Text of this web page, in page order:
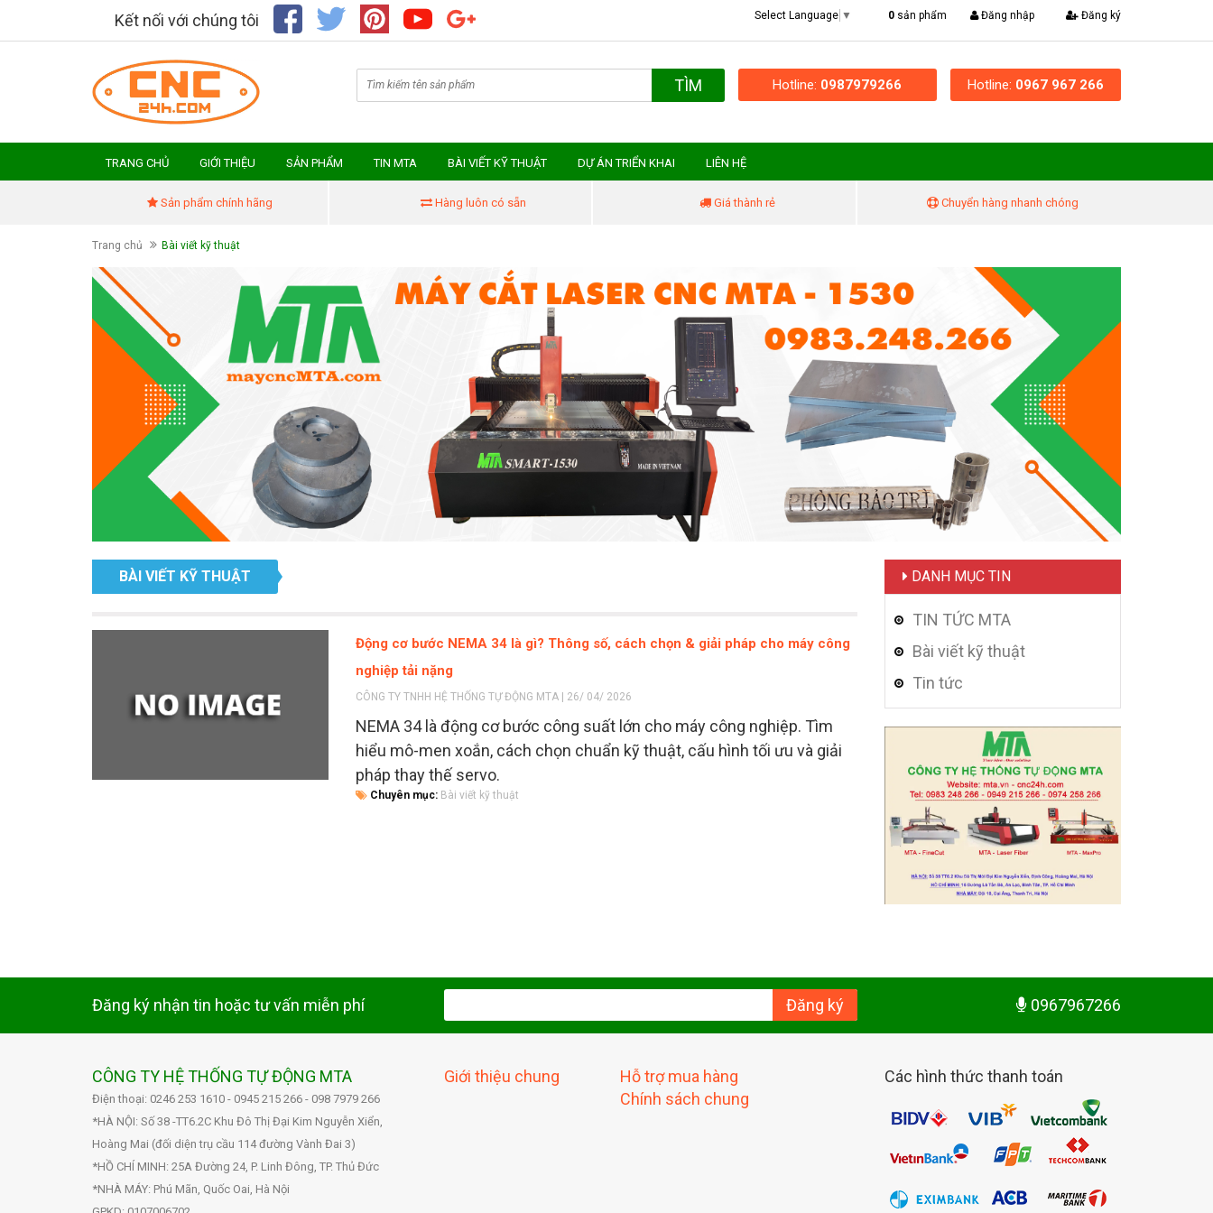
Kết nối với chúng tôi Select Language ▼ 0 sản phẩm Đăng nhập Đăng ký
TÌM Hotline: 0987979266 Hotline: 0967 967 266
TRANG CHỦ GIỚI THIỆU SẢN PHẨM TIN MTA BÀI VIẾT KỸ THUẬT DỰ ÁN TRIỂN KHAI LIÊN HỆ
Sản phẩm chính hãng Hàng luôn có sẵn Giá thành rẻ Chuyển hàng nhanh chóng
Trang chủ Bài viết kỹ thuật
BÀI VIẾT KỸ THUẬT
Động cơ bước NEMA 34 là gì? Thông số, cách chọn & giải pháp cho máy công
nghiệp tải nặng
CÔNG TY TNHH HỆ THỐNG TỰ ĐỘNG MTA | 26/ 04/ 2026
NEMA 34 là động cơ bước công suất lớn cho máy công nghiệp. Tìm
hiểu mô-men xoắn, cách chọn chuẩn kỹ thuật, cấu hình tối ưu và giải
pháp thay thế servo.
Chuyên mục: Bài viết kỹ thuật
DANH MỤC TIN
TIN TỨC MTA
Bài viết kỹ thuật
Tin tức
Đăng ký nhận tin hoặc tư vấn miễn phí Đăng ký 0967967266
CÔNG TY HỆ THỐNG TỰ ĐỘNG MTA
Điện thoại: 0246 253 1610 - 0945 215 266 - 098 7979 266
*HÀ NỘI: Số 38 -TT6.2C Khu Đô Thị Đại Kim Nguyễn Xiển,
Hoàng Mai (đối diện trụ cầu 114 đường Vành Đai 3)
*HỒ CHÍ MINH: 25A Đường 24, P. Linh Đông, TP. Thủ Đức
*NHÀ MÁY: Phú Mãn, Quốc Oai, Hà Nội
Giới thiệu chung
Hỗ trợ mua hàng
Chính sách chung
Các hình thức thanh toán